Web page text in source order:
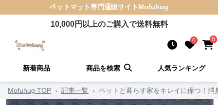
ペットマット専門通販サイト Mofuhug
10,000円以上のご購入で送料無料
0 0
新着商品 商品を検索 人気ランキング
Mofuhug TOP › 記事一覧 › ペットと暮らす家をキレイに保つ！消